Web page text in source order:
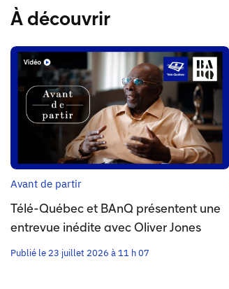
À découvrir
Avant de partir
Télé-Québec et BAnQ présentent une
entrevue inédite avec Oliver Jones
Publié le 23 juillet 2026 à 11 h 07